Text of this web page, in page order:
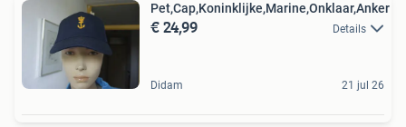
Pet,Cap,Koninklijke,Marine,Onklaar,Anker
€ 24,99 Details
Didam 21 jul 26